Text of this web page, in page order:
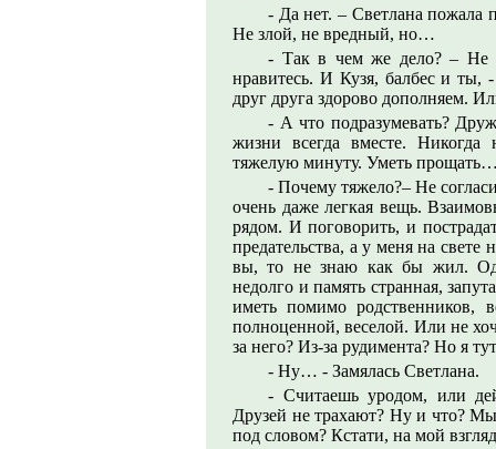
- Да нет. – Светлана пожала
Не злой, не вредный, но…
- Так в чем же дело? – Не
нравитесь. И Кузя, балбес и ты,
друг друга здорово дополняем.
- А что подразумевать?
жизни всегда вместе. Никогда
тяжелую минуту. Уметь
- Почему тяжело?– Не
очень даже легкая вещь.
рядом. И поговорить, и
предательства, а у меня на
вы, то не знаю как бы жил.
недолго и память странная,
иметь помимо родственников,
полноценной, веселой. Или не
за него? Из-за рудимента? Но я
- Ну… - Замялась Светлана.
- Считаешь уродом, или
Друзей не трахают? Ну и что?
под словом? Кстати, на мой